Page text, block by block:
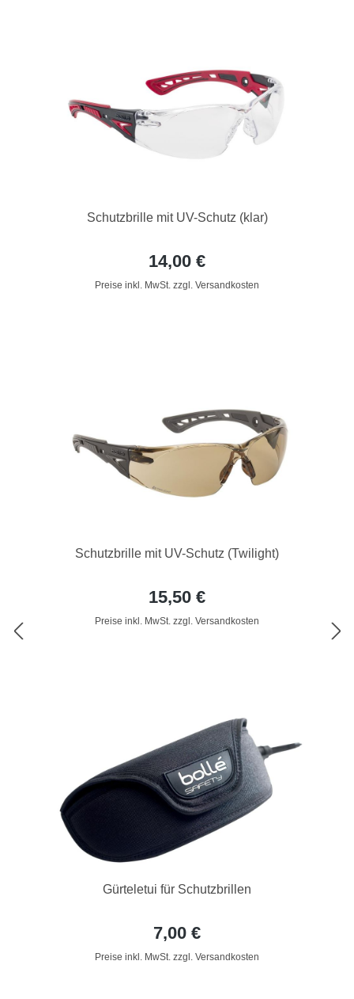
Schutzbrille mit UV-Schutz (klar)
14,00 €
Preise inkl. MwSt. zzgl. Versandkosten
Schutzbrille mit UV-Schutz (Twilight)
15,50 €
Preise inkl. MwSt. zzgl. Versandkosten
Gürteletui für Schutzbrillen
7,00 €
Preise inkl. MwSt. zzgl. Versandkosten